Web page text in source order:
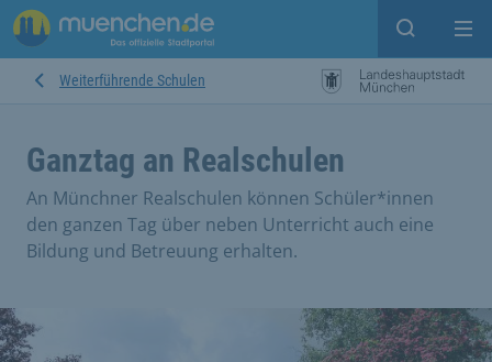
Suche
Weiterführende Schulen
Ganztag an Realschulen
An Münchner Realschulen können Schüler*innen
den ganzen Tag über neben Unterricht auch eine
Bildung und Betreuung erhalten.